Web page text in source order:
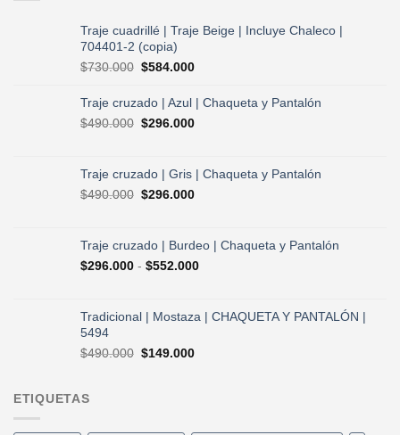
Traje cuadrillé | Traje Beige | Incluye Chaleco |
704401-2 (copia)
$730.000 El
original
era:
$730.000.
$584.000El
actual
es:
Traje cruzado | Azul | Chaqueta y Pantalón
$490.000 El
era:
$490.000.
$296.000El
es:
Traje cruzado | Gris | Chaqueta y Pantalón
$490.000 El
era:
$490.000.
$296.000El
es:
Traje cruzado | Burdeo | Chaqueta y Pantalón
$296.000 - $552.000Rango
desde
Tradicional | Mostaza | CHAQUETA Y PANTALÓN |
5494
$490.000 El
$149.000El
ETIQUETAS